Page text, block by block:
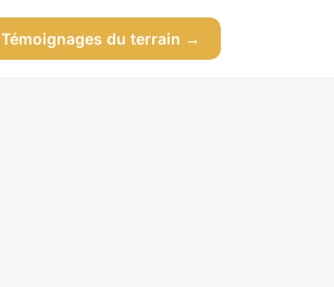
Témoignages du terrain →